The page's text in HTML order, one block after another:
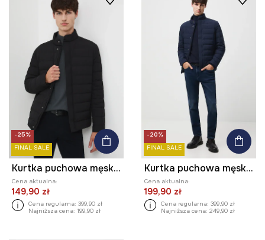
-25%
FINAL SALE
Kurtka puchowa męska pikowana
Cena aktualna:
149,90 zł
Cena regularna: 399,90 zł
Najniższa cena: 199,90 zł
-20%
FINAL SALE
Kurtka puchowa męska pikowana
Cena aktualna:
199,90 zł
Cena regularna: 399,90 zł
Najniższa cena: 249,90 zł